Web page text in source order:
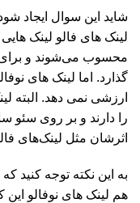
شاید این سوال ایجاد
لینک های فالو لینک
محسوب می‌شوند و برای
گذارد. اما لینک های
ارزشی نمی دهد. البته
را دارند و بر روی سئو
اثرشان مثل لینک‌های
به این نکته توجه کنید
هم لینک های نوفالو